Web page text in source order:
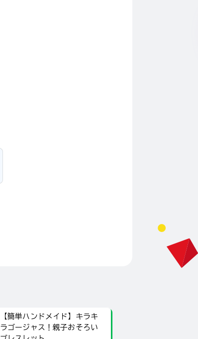
【簡単ハンドメイド】キラキ
ラゴージャス！親子おそろい